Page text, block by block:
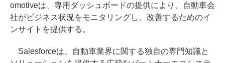
omotiveは、専用ダッシュボードの提供により、自動車会
社がビジネス状況をモニタリングし、改善するためのイ
ンサイトを提供する。
Salesforceは、自動車業界に関する独自の専門知識と